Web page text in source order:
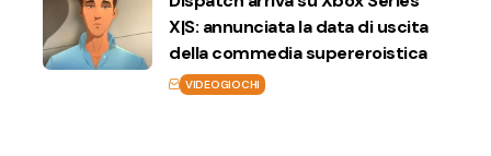
X|S: annunciata la data di uscita
della commedia supereroistica
VIDEOGIOCHI